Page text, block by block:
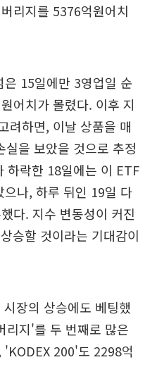
리지를 5376억원어치
15일에만 3영업일 순
어치가 몰렸다. 이후 지
려하면, 이날 상품을 매
을 보았을 것으로 추정
하락한 18일에는 이 ETF
나, 하루 뒤인 19일 다
다. 지수 변동성이 커진
승할 것이라는 기대감이
장의 상승에도 베팅했
리지'를 두 번째로 많은
200'도 2298억